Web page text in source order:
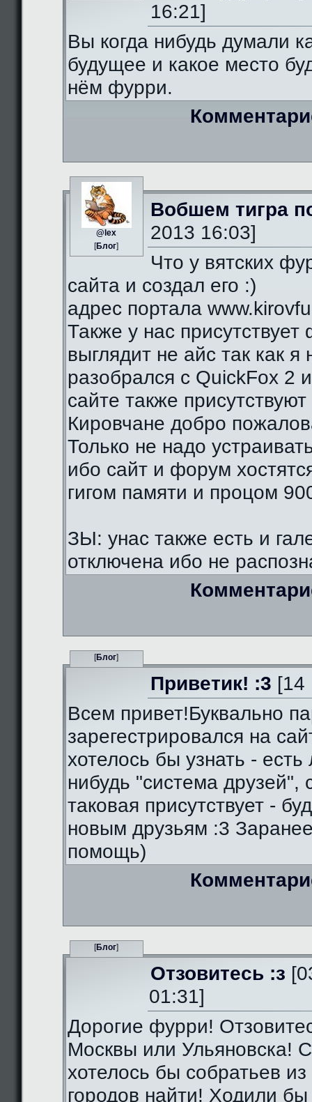
16:21]
Вы когда нибудь думали
будущее и какое место
нём фурри.
@lex
[Блог]
Вобшем тигра
2013 16:03]
Что у вятских
сайта и создал его :)
адрес портала
Также у нас
выглядит не айс так как я
разобрался с QuickFox 2
сайте также присутствуют
Кировчане добро
Только не надо
ибо сайт и форум
гигом памяти и процом
ЗЫ: унас также есть и
отключена ибо не
[Блог]
Приветик! :3 [14
Всем привет!Буквально
зарегестрировался на
хотелось бы узнать - есть
нибудь "система друзей",
таковая присутствует -
новым друзьям :3
помощь)
[Блог]
Отзовитесь :з
01:31]
Дорогие фурри!
Москвы или Ульяновска!
хотелось бы собратьев из
городов найти! Ходили бы